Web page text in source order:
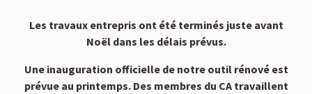
Les travaux entrepris ont été terminés juste avant
Noël dans les délais prévus.
Une inauguration officielle de notre outil rénové est
prévue au printemps. Des membres du CA travaillent